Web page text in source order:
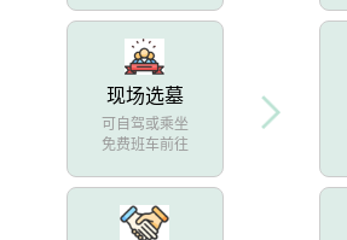
现场选墓
可自驾或乘坐
免费班车前往